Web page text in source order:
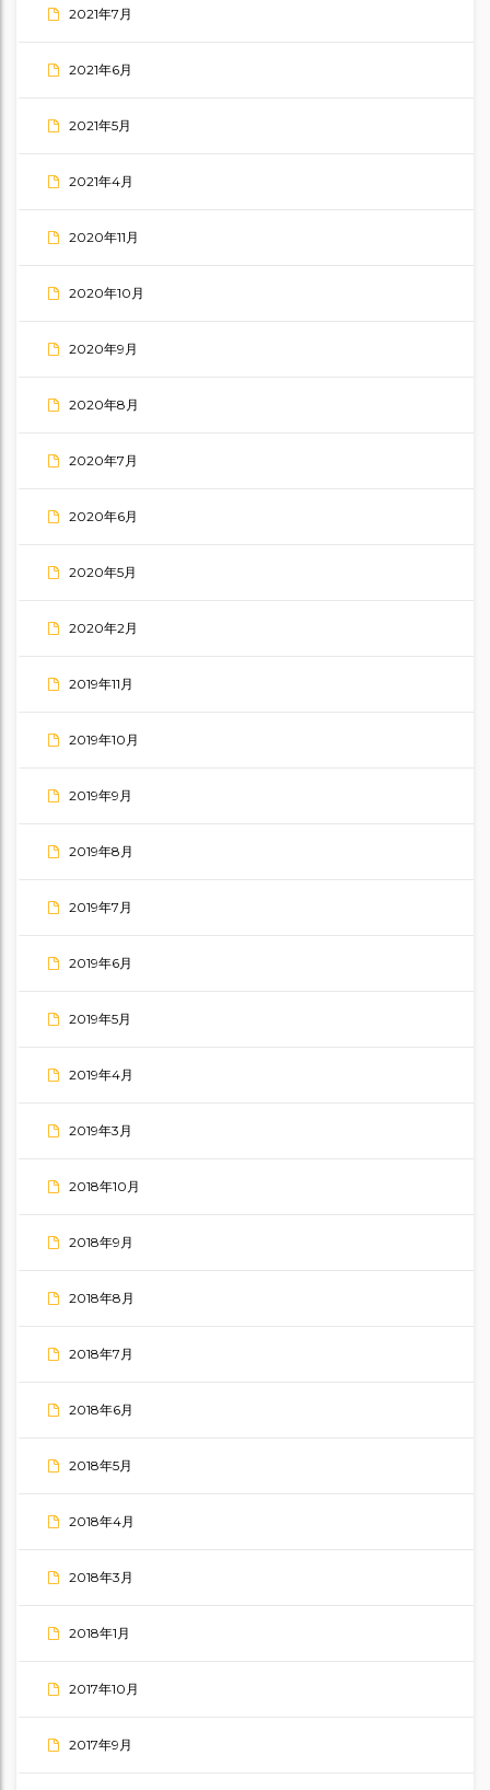
2021年7月
2021年6月
2021年5月
2021年4月
2020年11月
2020年10月
2020年9月
2020年8月
2020年7月
2020年6月
2020年5月
2020年2月
2019年11月
2019年10月
2019年9月
2019年8月
2019年7月
2019年6月
2019年5月
2019年4月
2019年3月
2018年10月
2018年9月
2018年8月
2018年7月
2018年6月
2018年5月
2018年4月
2018年3月
2018年1月
2017年10月
2017年9月